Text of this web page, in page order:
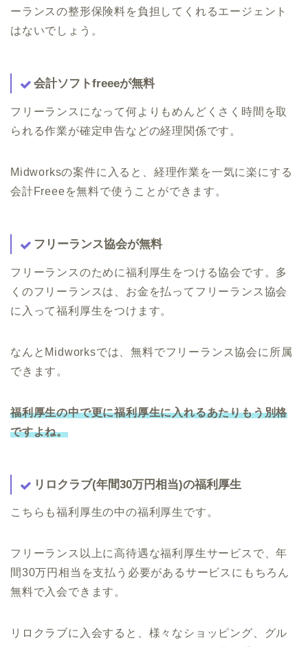
ーランスの整形保険料を負担してくれるエージェント
はないでしょう。
会計ソフトfreeeが無料
フリーランスになって何よりもめんどくさく時間を取
られる作業が確定申告などの経理関係です。
Midworksの案件に入ると、経理作業を一気に楽にする
会計Freeeを無料で使うことができます。
フリーランス協会が無料
フリーランスのために福利厚生をつける協会です。多
くのフリーランスは、お金を払ってフリーランス協会
に入って福利厚生をつけます。
なんとMidworksでは、無料でフリーランス協会に所属
できます。
福利厚生の中で更に福利厚生に入れるあたりもう別格
ですよね。
リロクラブ(年間30万円相当)の福利厚生
こちらも福利厚生の中の福利厚生です。
フリーランス以上に高待遇な福利厚生サービスで、年
間30万円相当を支払う必要があるサービスにもちろん
無料で入会できます。
リロクラブに入会すると、様々なショッピング、グル